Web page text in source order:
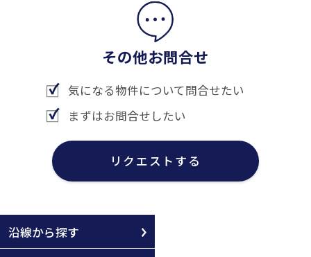
その他お問合せ
気になる物件について問合せたい
まずはお問合せしたい
リクエストする
沿線から探す